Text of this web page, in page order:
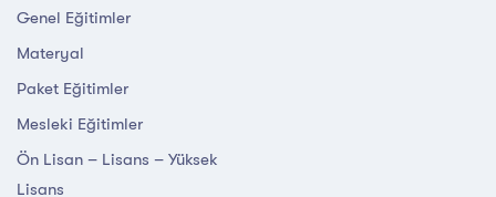
Genel Eğitimler
Materyal
Paket Eğitimler
Mesleki Eğitimler
Ön Lisan – Lisans – Yüksek
Lisans